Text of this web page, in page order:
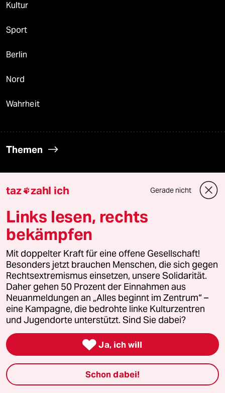
Kultur
Sport
Berlin
Nord
Wahrheit
Themen
Nahost-Konflikt
Verlag
Aktuelles
Die Seitenwende
Stellen
taz zahl ich Gerade nicht
Links lesen, rechts
bekämpfen
Mit doppelter Kraft für eine offene Gesellschaft!
Besonders jetzt brauchen Menschen, die sich gegen
Rechtsextremismus einsetzen, unsere Solidarität.
Daher gehen 50 Prozent der Einnahmen aus
Neuanmeldungen an „Alles beginnt im Zentrum“ –
eine Kampagne, die bedrohte linke Kulturzentren
und Jugendorte unterstützt. Sind Sie dabei?
 Ja, ich will
Schon dabei!